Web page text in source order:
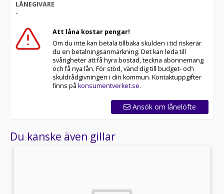
LÅNEGIVARE
-
Att låna kostar pengar!
Om du inte kan betala tillbaka skulden i tid riskerar
du en betalningsanmärkning. Det kan leda till
svårigheter att få hyra bostad, teckna abonnemang
och få nya lån. För stöd, vänd dig till budget- och
skuldrådgivningen i din kommun. Kontaktuppgifter
finns på konsumentverket.se.
Ansök om lånelöfte
Du kanske även gillar